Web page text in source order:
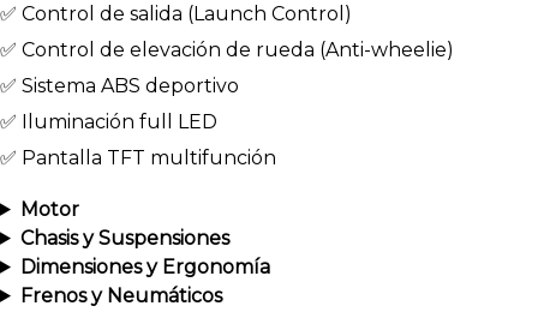
✅ Control de salida (Launch Control)
✅ Control de elevación de rueda (Anti-wheelie)
✅ Sistema ABS deportivo
✅ Iluminación full LED
✅ Pantalla TFT multifunción
Motor
Chasis y Suspensiones
Dimensiones y Ergonomía
Frenos y Neumáticos